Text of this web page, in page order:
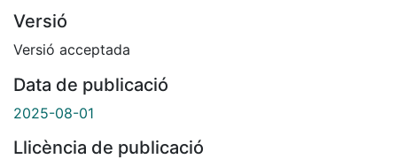
Versió
Versió acceptada
Data de publicació
2025-08-01
Llicència de publicació